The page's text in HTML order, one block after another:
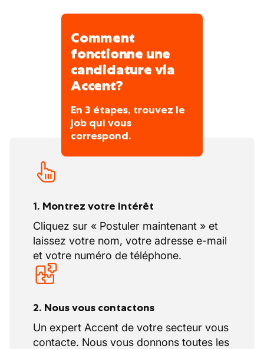
Comment
fonctionne une
candidature via
Accent?
En 3 étapes, trouvez le
job qui vous
correspond.
1. Montrez votre intérêt
Cliquez sur « Postuler maintenant » et
laissez votre nom, votre adresse e-mail
et votre numéro de téléphone.
2. Nous vous contactons
Un expert Accent de votre secteur vous
contacte. Nous vous donnons toutes les